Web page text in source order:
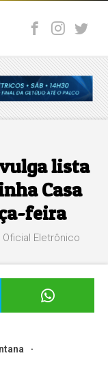
lista
Casa
feira
Eletrônico